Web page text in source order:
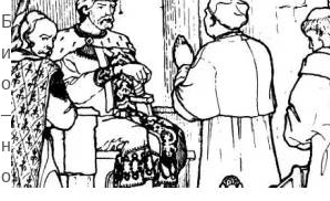
Бросились
искать
очки
—
нет
очков.